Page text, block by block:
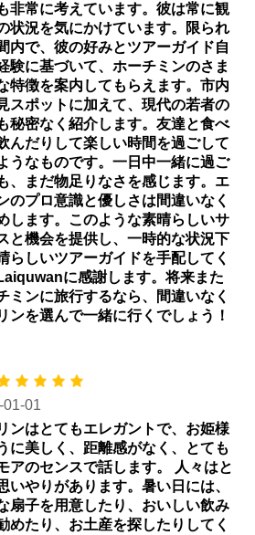
非常に考えています。彼は常に観
状況を気にかけています。限られ
内で、彼の好みとツアーガイド自
験に基づいて、ホーチミンのさま
特徴を案内してもらえます。市内
スポットに加えて、現代の若者の
秘密なく紹介します。友達と食べ
んだりして楽しい時間を過ごして
うなものです。一日中一緒に過ご
、まだ物足りなさを感じます。エ
のプロ意識と優しさは間違いなく
します。このような素晴らしいサ
と機会を提供し、一時的な状況下
らしいツアーガイドを手配してく
に感謝します。将来また
ミンに旅行するなら、間違いなく
ンを選んで一緒に行くでしょう！
01-01
ンはとてもエレガントで、お姫様
に美しく、距離感がなく、とても
アのセンスで話します。 人々はと
いやりがあります。暑い日には、
扇子を用意したり、おいしい飲み
めたり、お土産を探したりしてく